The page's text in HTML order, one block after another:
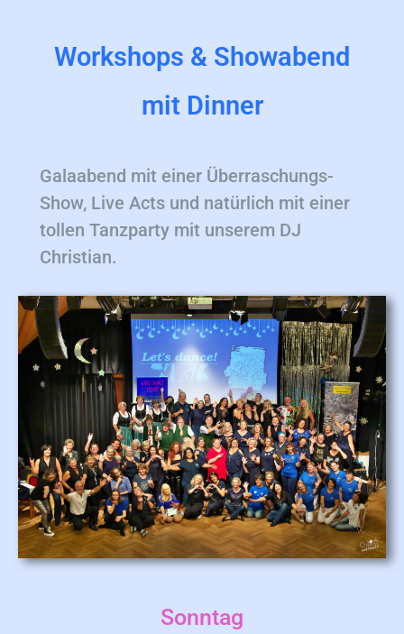
Workshops & Showabend
mit Dinner
Galaabend mit einer Überraschungs-
Show, Live Acts und natürlich mit einer
tollen Tanzparty mit unserem DJ
Christian.
Sonntag